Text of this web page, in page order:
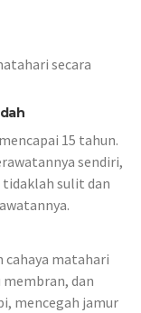
secara
15 tahun.
sendiri,
sulit dan
cahaya matahari
dan
mencegah jamur